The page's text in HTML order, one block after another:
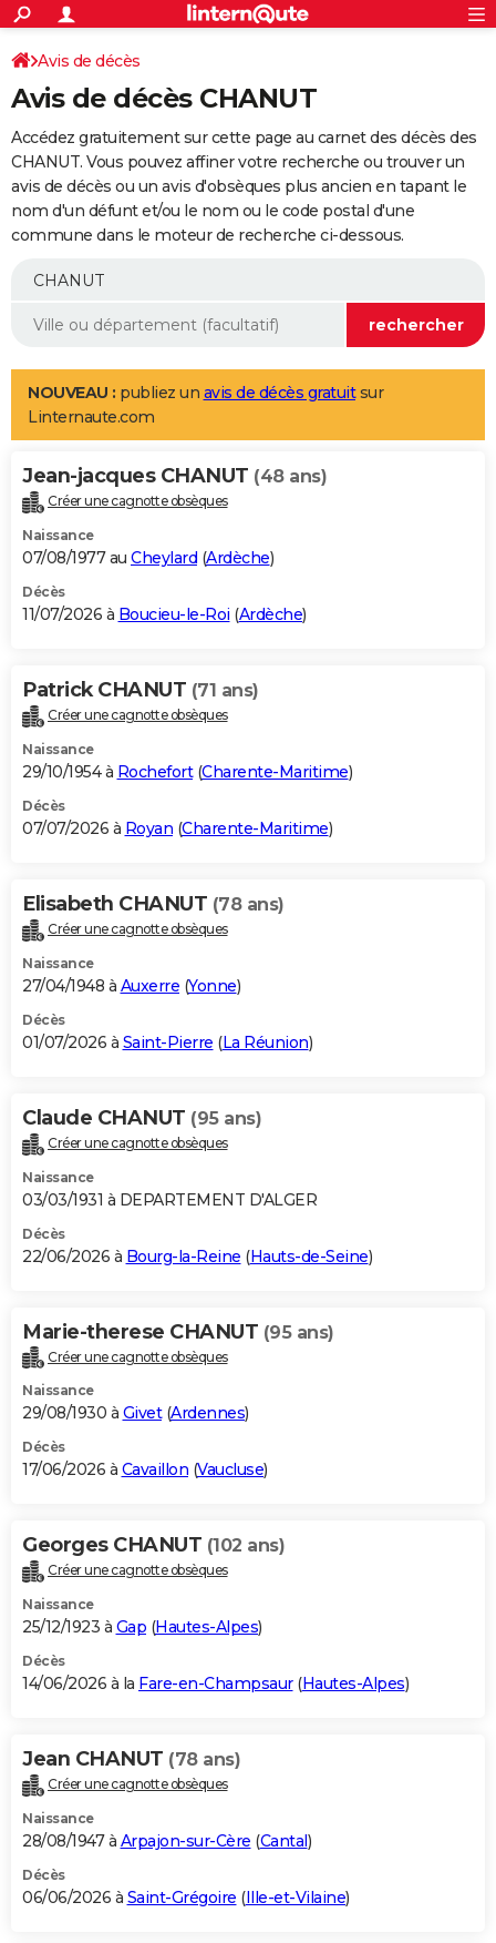
ACTUALITÉS
Politique
Société
Faits Divers
Education
Monde
Villes
+
SPORT
Coupe du monde 2026
Football
Tennis
Cyclisme
Rugby
Forum
Programme TV
TNT
Streaming
Cinéma
Sorties cinéma
Musique
+
FINANCE
Retraite
Epargne
Immobilier
Risques naturels par ville
Banque
Assurance
AUTO
Essais
Réserver un essai
Citadines
Berlines
SUV
Forum auto
+
Mobiles
Meilleur smartphone
Internet
Ordinateurs
Jeux vidéo
Guide high-tech
Aménagement intérieur
LIFESTYLE
Art de vivre
Bien-être
Loisirs
Mode
Modes de vie
Alimentation
Guide de la santé
Maladies
Médicaments
Sommeil
VOYAGE
Destinations
City break
Voyage nature
Voyage de noces
Forum
Climat
+PHOTO
GUIDES D'ACHAT
BONS PLANS
Carte de Noël
Carte Bonne année
Carte Saint-Valentin
Carte Pâques
Carte d'anniversaire
DICTIONNAIRE
Dictionnaire
Biographies
Citations
Expressions
Proverbes
PROGRAMME TV
S'inscrire
Se connecter
Lycées
Collèges
Primaires
Universités
Entreprises
Service militaire
Avis de recherche
AVIS DE DÉCÈS
Bricolage
Lifestyle
Culture
Sport
Auto
Television
Voyage
Cinema
Avis de décès
Avis de décès CHANUT
Accédez gratuitement sur cette page au carnet des décès des
CHANUT. Vous pouvez affiner votre recherche ou trouver un
avis de décès ou un avis d'obsèques plus ancien en tapant le
nom d'un défunt et/ou le nom ou le code postal d'une
commune dans le moteur de recherche ci-dessous.
NOUVEAU : publiez un avis de décès gratuitsur
Linternaute.com
Jean-jacques CHANUT (48 ans)
Créer une cagnotte obsèques
Naissance
07/08/1977 au Cheylard (Ardèche)
Décès
11/07/2026 à Boucieu-le-Roi (Ardèche)
Patrick CHANUT (71 ans)
Créer une cagnotte obsèques
Naissance
29/10/1954 à Rochefort(Charente-Maritime)
Décès
07/07/2026 à Royan (Charente-Maritime)
Elisabeth CHANUT (78 ans)
Créer une cagnotte obsèques
Naissance
27/04/1948 à Auxerre (Yonne)
Décès
01/07/2026 à Saint-Pierre (La Réunion)
Claude CHANUT (95 ans)
Créer une cagnotte obsèques
Naissance
03/03/1931 à DEPARTEMENT D'ALGER
Décès
22/06/2026 à Bourg-la-Reine (Hauts-de-Seine)
Marie-therese CHANUT (95 ans)
Créer une cagnotte obsèques
Naissance
29/08/1930 à Givet(Ardennes)
Décès
17/06/2026 à Cavaillon (Vaucluse)
Georges CHANUT (102 ans)
Créer une cagnotte obsèques
Naissance
25/12/1923 à Gap (Hautes-Alpes)
Décès
14/06/2026 à la Fare-en-Champsaur(Hautes-Alpes)
Jean CHANUT (78 ans)
Créer une cagnotte obsèques
Naissance
28/08/1947 à Arpajon-sur-Cère (Cantal)
Décès
06/06/2026 à Saint-Grégoire (Ille-et-Vilaine)